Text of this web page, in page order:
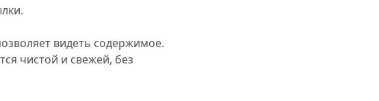
видеть содержимое.
чистой и свежей, без